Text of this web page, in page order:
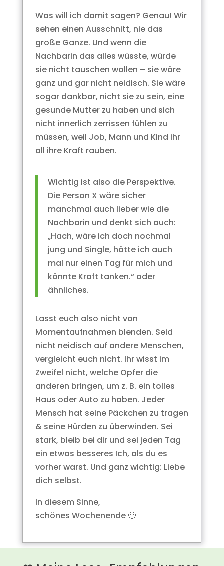
Was will ich damit sagen? Genau! Wir
sehen einen Ausschnitt, nie das
große Ganze. Und wenn die
Nachbarin das alles wüsste, würde
sie nicht tauschen wollen – sie wäre
ganz und gar nicht neidisch. Sie wäre
sogar dankbar, nicht sie zu sein, eine
gesunde Mutter zu haben und sich
nicht innerlich zerrissen fühlen zu
müssen, weil Job, Mann und Kind ihr
all ihre Kraft rauben.
Wichtig ist also die Perspektive.
Die Person X wäre sicher
manchmal auch lieber wie die
Nachbarin und denkt sich auch:
„Hach, wäre ich doch nochmal
jung und Single, hätte ich auch
mal nur einen Tag für mich und
könnte Kraft tanken.“ oder
ähnliches.
Lasst euch also nicht von
Momentaufnahmen blenden. Seid
nicht neidisch auf andere Menschen,
vergleicht euch nicht. Ihr wisst im
Zweifel nicht, welche Opfer die
anderen bringen, um z. B. ein tolles
Haus oder Auto zu haben. Jeder
Mensch hat seine Päckchen zu tragen
& seine Hürden zu überwinden. Sei
stark, bleib bei dir und sei jeden Tag
ein etwas besseres Ich, als du es
vorher warst. Und ganz wichtig: Liebe
dich selbst.
In diesem Sinne,
schönes Wochenende 🙂